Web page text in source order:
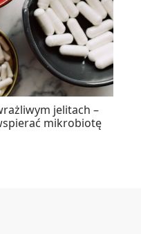
jelitach –
mikrobiotę